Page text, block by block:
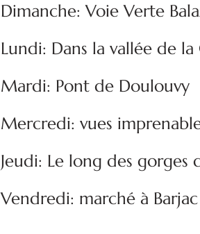
Dimanche: Voie Verte
Lundi: Dans la vallée de la
Mardi: Pont de Doulouvy
Mercredi: vues
Jeudi: Le long des gorges
Vendredi: marché à Barjac